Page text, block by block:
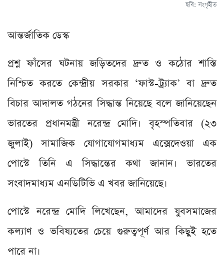
ছবি: সংগৃহীত
আন্তর্জাতিক ডেস্ক
প্রশ্ন ফাঁসের ঘটনায় জড়িতদের দ্রুত ও কঠোর শাস্তি
নিশ্চিত করতে কেন্দ্রীয় সরকার ‘ফাস্ট-ট্র্যাক’ বা দ্রুত
বিচার আদালত গঠনের সিদ্ধান্ত নিয়েছে বলে জানিয়েছেন
ভারতের প্রধানমন্ত্রী নরেন্দ্র মোদি। বৃহস্পতিবার (২৩
জুলাই) সামাজিক যোগাযোগমাধ্যম এক্সেদেওয়া এক
পোস্টে তিনি এ সিদ্ধান্তের কথা জানান। ভারতের
সংবাদমাধ্যম এনডিটিভি এ খবর জানিয়েছে।
পোস্টে নরেন্দ্র মোদি লিখেছেন, আমাদের যুবসমাজের
কল্যাণ ও ভবিষ্যতের চেয়ে গুরুত্বপূর্ণ আর কিছুই হতে
পারে না।